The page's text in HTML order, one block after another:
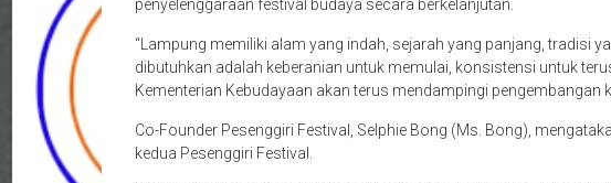
penyelenggaraan festival budaya secara berkelanjutan.
“Lampung memiliki alam yang indah, sejarah yang panjang, tradisi
dibutuhkan adalah keberanian untuk memulai, konsistensi untuk
Kementerian Kebudayaan akan terus mendampingi pengembangan
Co-Founder Pesenggiri Festival, Selphie Bong (Ms. Bong),
kedua Pesenggiri Festival.